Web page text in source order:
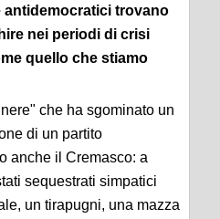
antidemocratici trovano
nei periodi di crisi
quello che stiamo
che ha sgominato un
di un partito
anche il Cremasco: a
sequestrati simpatici
un tirapugni, una mazza